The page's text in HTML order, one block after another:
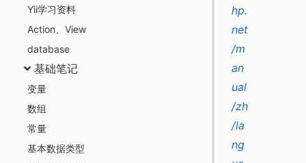
Yii学习资料
Action、View
database
基础笔记
变量
数组
常量
基本数据类型
hp.
net
/m
an
ual
/zh
/la
ng